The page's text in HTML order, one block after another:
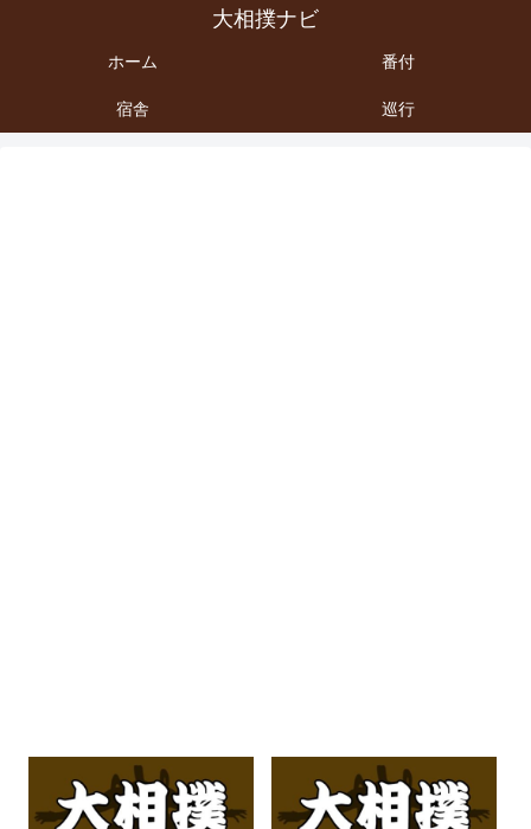
大相撲ナビ
ホーム 番付
宿舎 巡行